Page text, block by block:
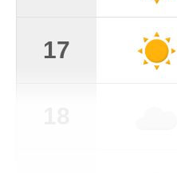
17